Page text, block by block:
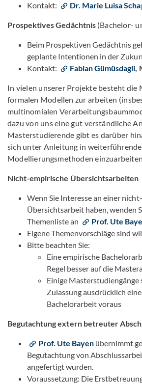
Kontakt:
Dr. Marie Luisa
Prospektives Gedächtnis(Bachelor-
Beim Prospektiven Gedächtnis
geplante Intentionen in der
Kontakt:
Fabian Gümüsdagli,
In vielen unserer Projekte besteht die
formalen Modellen zur arbeiten
multinomialen
dazu von uns eine gut verständliche
Masterstudierende gibt es darüber
sich unter Anleitung in weiterführende
Modellierungsmethoden
Nicht-empirische Übersichtsarbeiten
Wenn Sie Interesse an einer
Übersichtsarbeit haben, wenden
Themenliste an
Prof. Ute
Eigene Themenvorschläge sind
Bitte beachten Sie:
Eine empirische
Regel besser auf die
Einige Masterstudiengänge
Zulassung ausdrücklich
Bachelorarbeit voraus
Begutachtung extern betreuter
Prof. Ute Bayen übernimmt
Begutachtung von
angefertigt wurden.
Voraussetzung: Die